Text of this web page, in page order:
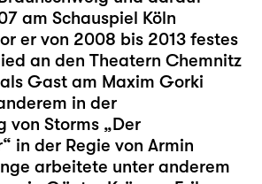
am Schauspiel Köln
er von 2008 bis 2013 festes
an den Theatern Chemnitz
Gast am Maxim Gorki
in der
von Storms „Der
in der Regie von Armin
arbeitete unter anderem